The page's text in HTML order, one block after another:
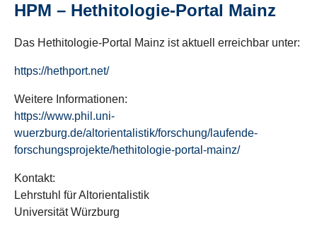
HPM – Hethitologie-Portal Mainz
Das Hethitologie-Portal Mainz ist aktuell erreichbar unter:
https://hethport.net/
Weitere Informationen:
https://www.phil.uni-
wuerzburg.de/altorientalistik/forschung/laufende-
forschungsprojekte/hethitologie-portal-mainz/
Kontakt:
Lehrstuhl für Altorientalistik
Universität Würzburg